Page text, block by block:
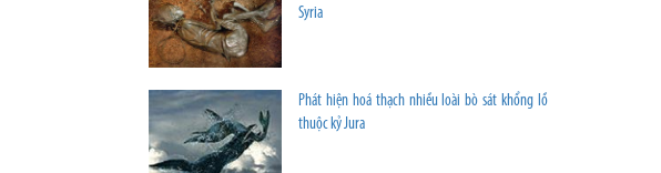
Syria
Phát hiện hoá thạch nhiều loài bò sát khổng lồ
thuộc kỷ Jura